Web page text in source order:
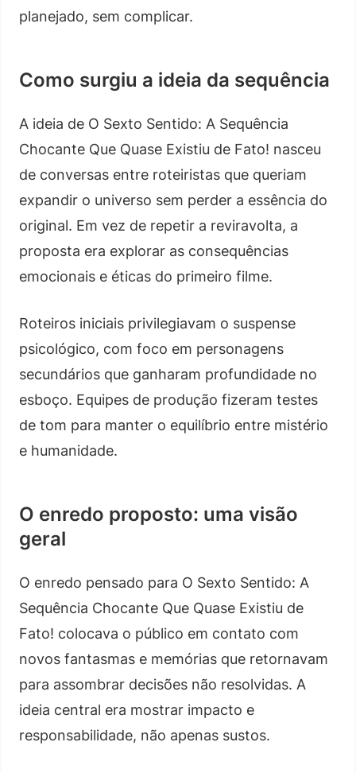
planejado, sem complicar.
Como surgiu a ideia da sequência
A ideia de O Sexto Sentido: A Sequência
Chocante Que Quase Existiu de Fato! nasceu
de conversas entre roteiristas que queriam
expandir o universo sem perder a essência do
original. Em vez de repetir a reviravolta, a
proposta era explorar as consequências
emocionais e éticas do primeiro filme.
Roteiros iniciais privilegiavam o suspense
psicológico, com foco em personagens
secundários que ganharam profundidade no
esboço. Equipes de produção fizeram testes
de tom para manter o equilíbrio entre mistério
e humanidade.
O enredo proposto: uma visão
geral
O enredo pensado para O Sexto Sentido: A
Sequência Chocante Que Quase Existiu de
Fato! colocava o público em contato com
novos fantasmas e memórias que retornavam
para assombrar decisões não resolvidas. A
ideia central era mostrar impacto e
responsabilidade, não apenas sustos.